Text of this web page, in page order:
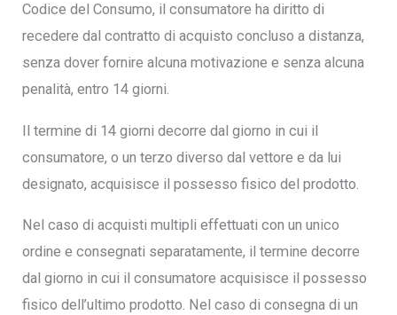
a
t
)
Codice del Consumo, il consumatore ha diritto di
recedere dal contratto di acquisto concluso a distanza,
senza dover fornire alcuna motivazione e senza alcuna
penalità, entro 14 giorni.
Il termine di 14 giorni decorre dal giorno in cui il
consumatore, o un terzo diverso dal vettore e da lui
designato, acquisisce il possesso fisico del prodotto.
Nel caso di acquisti multipli effettuati con un unico
ordine e consegnati separatamente, il termine decorre
dal giorno in cui il consumatore acquisisce il possesso
fisico dell’ultimo prodotto. Nel caso di consegna di un